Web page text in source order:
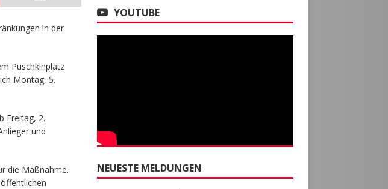
in der
Puschkinplatz
Montag, 5.
Freitag, 2.
und
die Maßnahme.
YOUTUBE
NEUESTE MELDUNGEN